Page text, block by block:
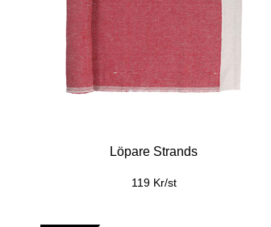
Löpare Strands
119 Kr/st